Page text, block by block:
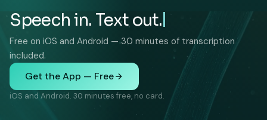
Speech in. Text out.
Free on iOS and Android — 30 minutes of transcription
included.
Get the App — Free
iOS and Android. 30 minutes free, no card.